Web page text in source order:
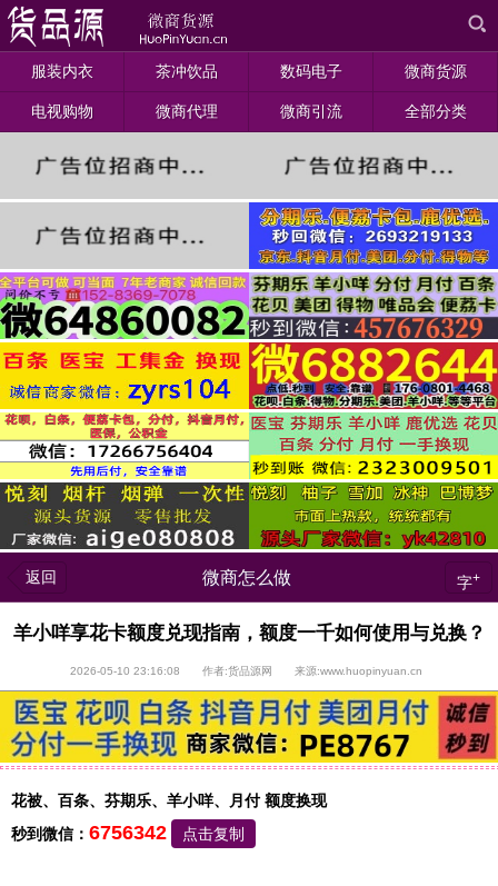
服装内衣 茶冲饮品 数码电子 微商货源
电视购物 微商代理 微商引流 全部分类
返回 微商怎么做 字+
羊小咩享花卡额度兑现指南，额度一千如何使用与兑换？
2026-05-10 23:16:08 作者:货品源网 来源:www.huopinyuan.cn
花被、百条、芬期乐、羊小咩、月付 额度换现
秒到微信： 6756342 点击复制